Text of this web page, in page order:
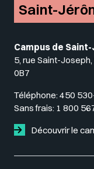
Saint-
Campus de
5, rue Saint-
0B7
Téléphone: 450
Sans frais: 1 800
Découvrir le